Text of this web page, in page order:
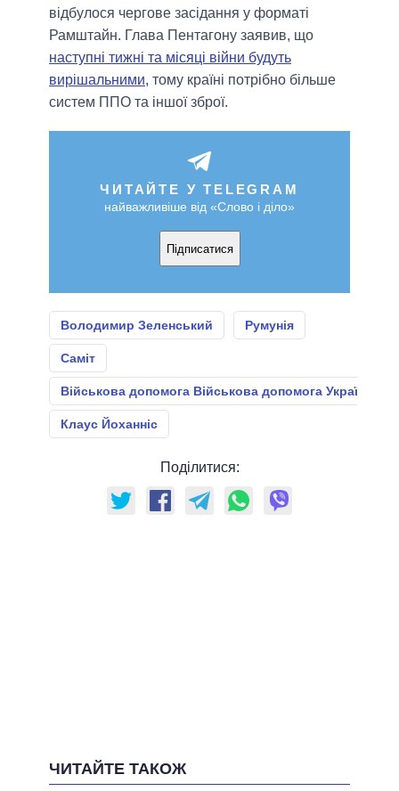
відбулося чергове засідання у форматі
Рамштайн. Глава Пентагону заявив, що
наступні тижні та місяці війни будуть
вирішальними, тому країні потрібно більше
систем ППО та іншої зброї.
ЧИТАЙТЕ У TELEGRAM
найважливіше від «Слово і діло»
Підписатися
Володимир Зеленський Румунія
Саміт
Військова допомога Військова допомога Україні
Клаус Йоханніс
Поділитися:
ЧИТАЙТЕ ТАКОЖ